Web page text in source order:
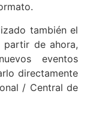
también el
partir de ahora,
eventos
directamente
/ Central de